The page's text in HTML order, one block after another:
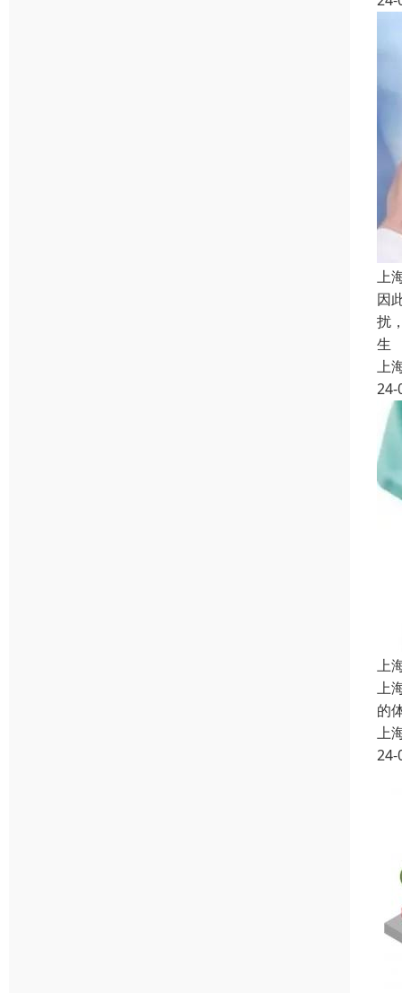
上
因
扰
生
上
24-
上
上
的
上
24-